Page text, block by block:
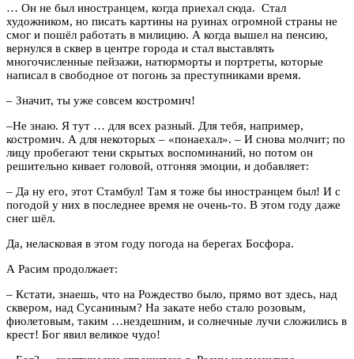
… Он не был иностранцем, когда приехал сюда. Стал
художником, но писать картины на руинах огромной страны не
смог и пошёл работать в милицию. А когда вышел на пенсию,
вернулся в сквер в центре города и стал выставлять
многочисленные пейзажи, натюрморты и портреты, которые
написал в свободное от погонь за преступниками время.
– Значит, ты уже совсем костромич!
–Не знаю. Я тут … для всех разный. Для тебя, например,
костромич. А для некоторых – «понаехал». – И снова молчит; по
лицу пробегают тени скрытых воспоминаний, но потом он
решительно кивает головой, отгоняя эмоции, и добавляет:
– Да ну его, этот Стамбул! Там я тоже бы иностранцем был! И с
погодой у них в последнее время не очень-то. В этом году даже
снег шёл.
Да, неласковая в этом году погода на берегах Босфора.
А Расим продолжает:
– Кстати, знаешь, что на Рождество было, прямо вот здесь, над
сквером, над Сусаниным? На закате небо стало розовым,
фиолетовым, таким …нездешним, и солнечные лучи сложились в
крест! Бог явил великое чудо!